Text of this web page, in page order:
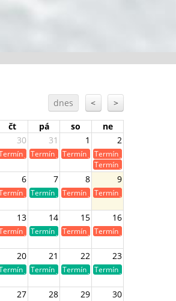
dnes < >
čt pá so
ne
30 31 1 2
je již obsazen
Termín je již obsazen
Termín je již obsazenTermín je již obsazen
Termín je již obsazen
6 7 8 9
obsazenje již obsazen
Termín je volnýTermín je již obsazenTermín je již obsazen
13 14 15 16
je již obsazen
Termín je volnýTermín je již obsazenTermín je již obsazen
20 21 22 23
je volný
Termín je volnýTermín je volnýTermín je volný
27 28 29 30